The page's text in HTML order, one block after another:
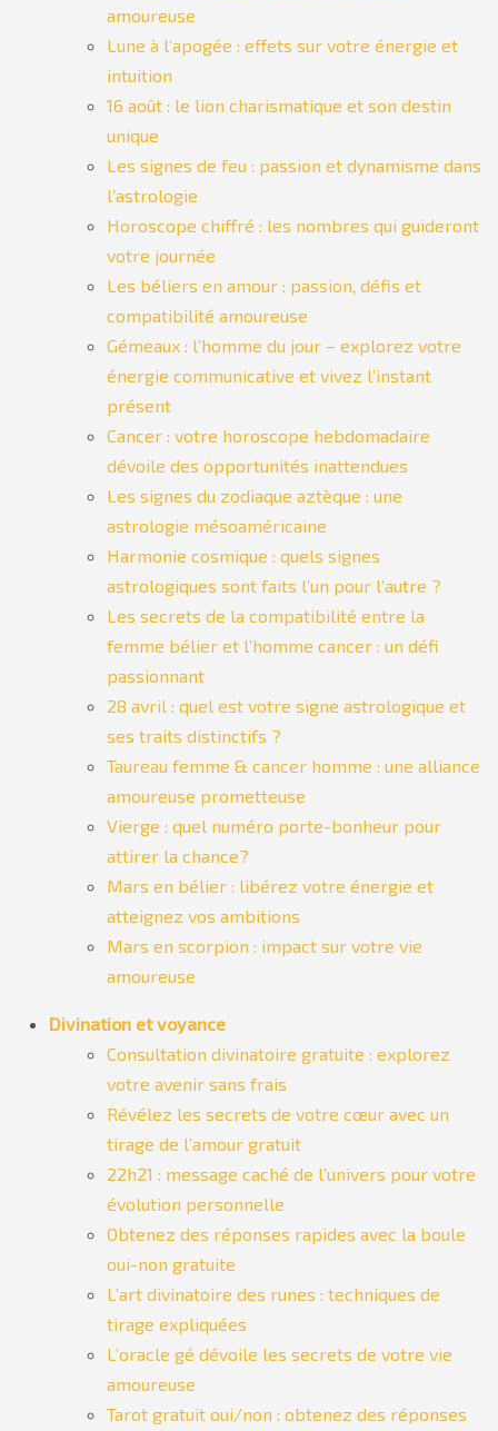
amoureuse
Lune à l’apogée : effets sur votre énergie et
intuition
16 août : le lion charismatique et son destin
unique
Les signes de feu : passion et dynamisme dans
l’astrologie
Horoscope chiffré : les nombres qui guideront
votre journée
Les béliers en amour : passion, défis et
compatibilité amoureuse
Gémeaux : l’homme du jour – explorez votre
énergie communicative et vivez l’instant
présent
Cancer : votre horoscope hebdomadaire
dévoile des opportunités inattendues
Les signes du zodiaque aztèque : une
astrologie mésoaméricaine
Harmonie cosmique : quels signes
astrologiques sont faits l’un pour l’autre ?
Les secrets de la compatibilité entre la
femme bélier et l’homme cancer : un défi
passionnant
28 avril : quel est votre signe astrologique et
ses traits distinctifs ?
Taureau femme & cancer homme : une alliance
amoureuse prometteuse
Vierge : quel numéro porte-bonheur pour
attirer la chance?
Mars en bélier : libérez votre énergie et
atteignez vos ambitions
Mars en scorpion : impact sur votre vie
amoureuse
Divination et voyance
Consultation divinatoire gratuite : explorez
votre avenir sans frais
Révélez les secrets de votre cœur avec un
tirage de l’amour gratuit
22h21 : message caché de l’univers pour votre
évolution personnelle
Obtenez des réponses rapides avec la boule
oui-non gratuite
L’art divinatoire des runes : techniques de
tirage expliquées
L’oracle gé dévoile les secrets de votre vie
amoureuse
Tarot gratuit oui/non : obtenez des réponses